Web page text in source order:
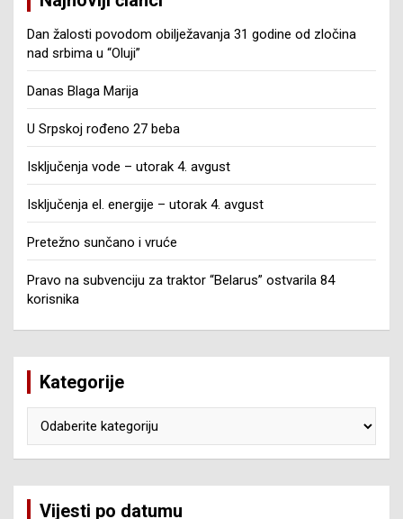
Dan žalosti povodom obilježavanja 31 godine od zločina
nad srbima u “Oluji”
Danas Blaga Marija
U Srpskoj rođeno 27 beba
Isključenja vode – utorak 4. avgust
Isključenja el. energije – utorak 4. avgust
Pretežno sunčano i vruće
Pravo na subvenciju za traktor “Belarus” ostvarila 84
korisnika
Kategorije
Vijesti po datumu